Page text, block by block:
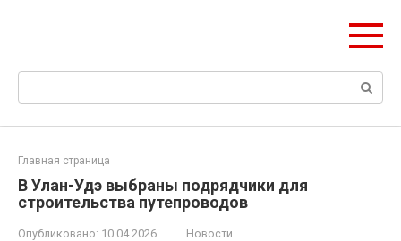
Поиск:
Главная страница
В Улан-Удэ выбраны подрядчики для
строительства путепроводов
Опубликовано: 10.04.2026 Новости